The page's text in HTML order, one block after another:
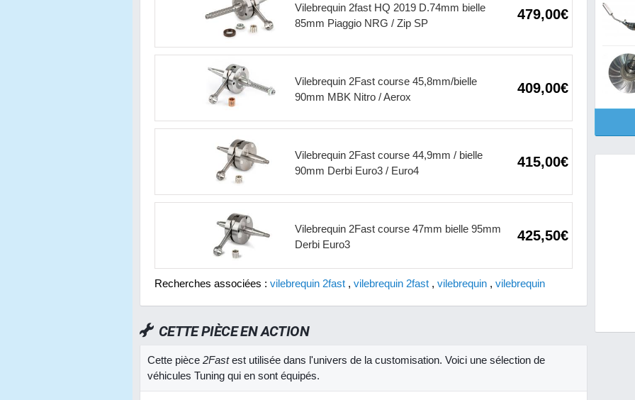
Vilebrequin 2fast HQ 2019 D.74mm bielle
85mm Piaggio NRG / Zip SP
479,00€
Vilebrequin 2Fast course 45,8mm/bielle
90mm MBK Nitro / Aerox
409,00€
Vilebrequin 2Fast course 44,9mm / bielle
90mm Derbi Euro3 / Euro4
415,00€
Vilebrequin 2Fast course 47mm bielle 95mm
Derbi Euro3
425,50€
Recherches associées : vilebrequin 2fast , vilebrequin 2fast , vilebrequin , vilebrequin
CETTE PIÈCE EN ACTION
Cette pièce 2Fastest utilisée dans l'univers de la customisation. Voici une sélection de
véhicules Tuning qui en sont équipés.